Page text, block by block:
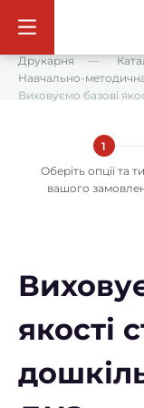
Друкарня
Навчально-
Виховуємо базові
1
Оберіть опції та
вашого
якості